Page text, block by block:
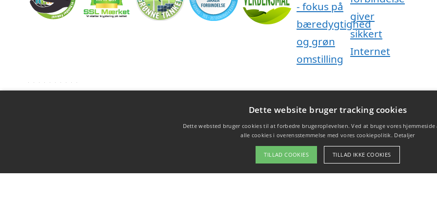
Dette website bruger tracking cookies
Dette websted bruger cookies til at forbedre brugeroplevelsen. Ved at bruge vores hjemmeside
alle cookies i overensstemmelse med vores cookiepolitik. Detaljer
TILLAD COOKIES TILLAD IKKE COOKIES